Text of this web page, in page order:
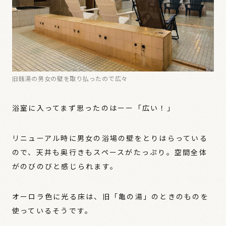
旧銭湯の男女の壁を取り払ったので広々
浴室に入ってまず思ったのはーー「広い！」
リニューアル時に男女の浴場の壁をとりはらっている
ので、天井も奥行きもスペースがたっぷり。空間全体
がのびのびと感じられます。
オーロラ色に光る床は、旧「亀の湯」のときのものを
使っているそうです。